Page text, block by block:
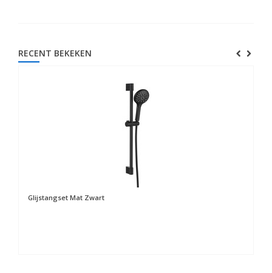
RECENT BEKEKEN
Glijstangset Mat Zwart